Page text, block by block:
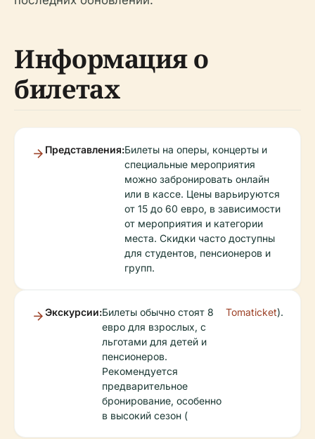
Информация о
билетах
Представления:Билеты на оперы, концерты и
специальные мероприятия
можно забронировать онлайн
или в кассе. Цены варьируются
от 15 до 60 евро, в зависимости
от мероприятия и категории
места. Скидки часто доступны
для студентов, пенсионеров и
групп.
Экскурсии:Билеты обычно стоят 8
евро для взрослых, с
льготами для детей и
пенсионеров.
Рекомендуется
предварительное
бронирование, особенно
в высокий сезон (
Tomaticket).